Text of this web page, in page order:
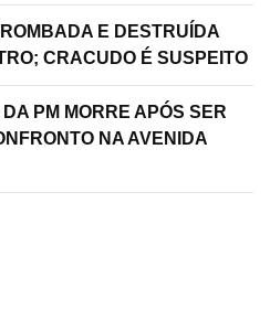
E DESTRUÍDA
CRACUDO É SUSPEITO
PM MORRE APÓS SER
NA AVENIDA